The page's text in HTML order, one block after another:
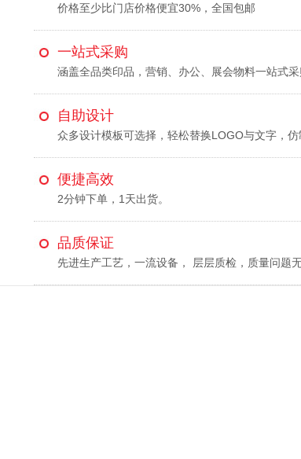
价格至少比门店价格便宜30%，全国包邮
一站式采购
涵盖全品类印品，营销、办公、展会物料一站式采
自助设计
众多设计模板可选择，轻松替换LOGO与文字，
便捷高效
2分钟下单，1天出货。
品质保证
先进生产工艺，一流设备， 层层质检，质量问题